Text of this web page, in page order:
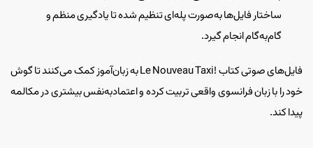
ساختار فایل‌ها به‌صورت پله‌ای تنظیم شده تا یادگیری منظم و
گام‌به‌گام انجام گیرد.
فایل‌های صوتی کتاب !Le Nouveau Taxi به زبان‌آموز کمک می‌کنند تا گوش
خود را با زبان فرانسوی واقعی تربیت کرده و اعتمادبه‌نفس بیشتری در مکالمه
پیدا کند.